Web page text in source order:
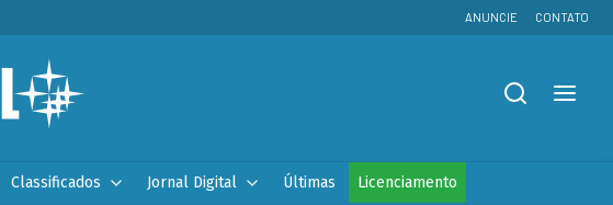
ANUNCIE CONTATO
Classificados Jornal Digital Últimas Licenciamento